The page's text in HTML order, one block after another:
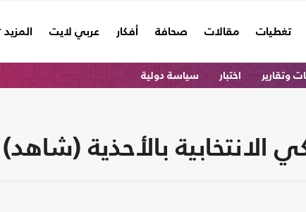
تغطيات مقالات صحافة أفكار عربي لايت المزيد
وتقارير اختبار سياسة دولية
الانتخابية بالأحذية (شاهد)